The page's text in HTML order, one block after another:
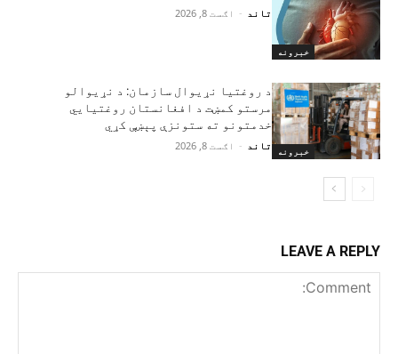
خبرونه
تاند - اګست 8, 2026
خبرونه
د روغتیا نړیوال سازمان: د نړیوالو
مرستو کمښت د افغانستان روغتیايي
خدمتونو ته ستونزې پېښې کړي
تاند - اګست 8, 2026
LEAVE A REPLY